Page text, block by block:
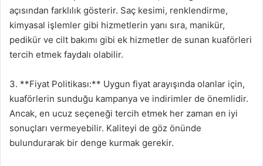
açısından farklılık gösterir. Saç kesimi, renklendirme,
kimyasal işlemler gibi hizmetlerin yanı sıra, manikür,
pedikür ve cilt bakımı gibi ek hizmetler de sunan kuaförleri
tercih etmek faydalı olabilir.
3. **Fiyat Politikası:** Uygun fiyat arayışında olanlar için,
kuaförlerin sunduğu kampanya ve indirimler de önemlidir.
Ancak, en ucuz seçeneği tercih etmek her zaman en iyi
sonuçları vermeyebilir. Kaliteyi de göz önünde
bulundurarak bir denge kurmak gerekir.